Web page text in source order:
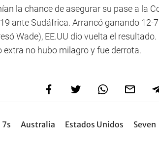
la chance de asegurar su pase a la
ante Sudáfrica. Arrancó ganando 12-7
Wade), EE.UU dio vuelta el resultado.
no hubo milagro y fue derrota.
7s Australia Estados Unidos
Seven